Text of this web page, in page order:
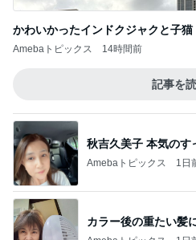
かわいかったインドクジャクと子猫
Amebaトピックス 14時間前
記事を
秋吉久美子 本気のす
Amebaトピックス 1日
カラー後の重たい髪